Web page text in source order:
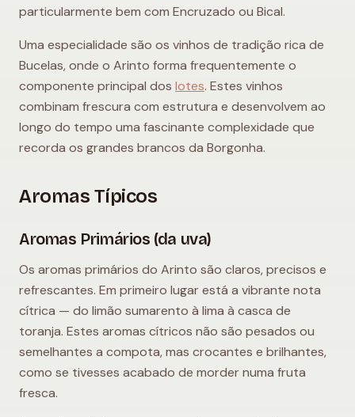
particularmente bem com Encruzado ou Bical.
Uma especialidade são os vinhos de tradição rica de
Bucelas, onde o Arinto forma frequentemente o
componente principal dos lotes. Estes vinhos
combinam frescura com estrutura e desenvolvem ao
longo do tempo uma fascinante complexidade que
recorda os grandes brancos da Borgonha.
Aromas Típicos
Aromas Primários (da uva)
Os aromas primários do Arinto são claros, precisos e
refrescantes. Em primeiro lugar está a vibrante nota
cítrica — do limão sumarento à lima à casca de
toranja. Estes aromas cítricos não são pesados ou
semelhantes a compota, mas crocantes e brilhantes,
como se tivesses acabado de morder numa fruta
fresca.